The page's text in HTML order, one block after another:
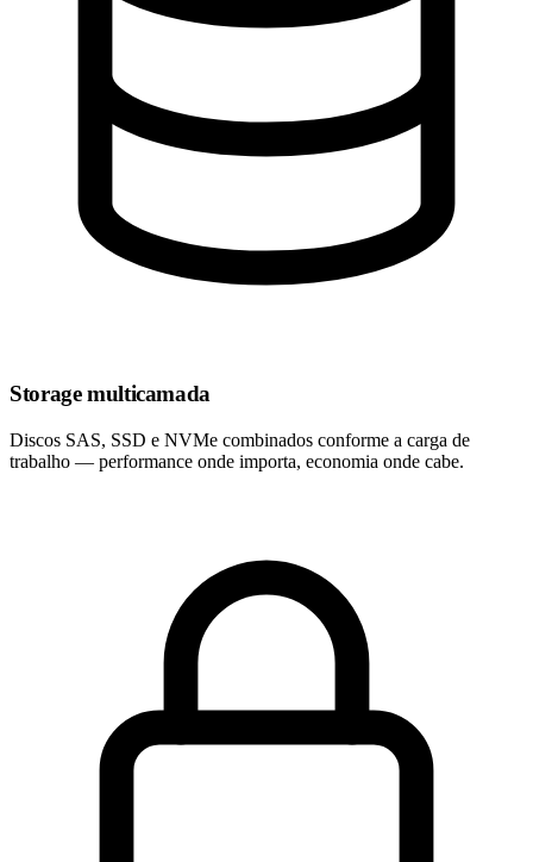
Storage multicamada
Discos SAS, SSD e NVMe combinados conforme a carga de
trabalho — performance onde importa, economia onde cabe.